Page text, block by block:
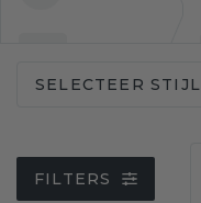
SELECTEER STIJL
FILTERS